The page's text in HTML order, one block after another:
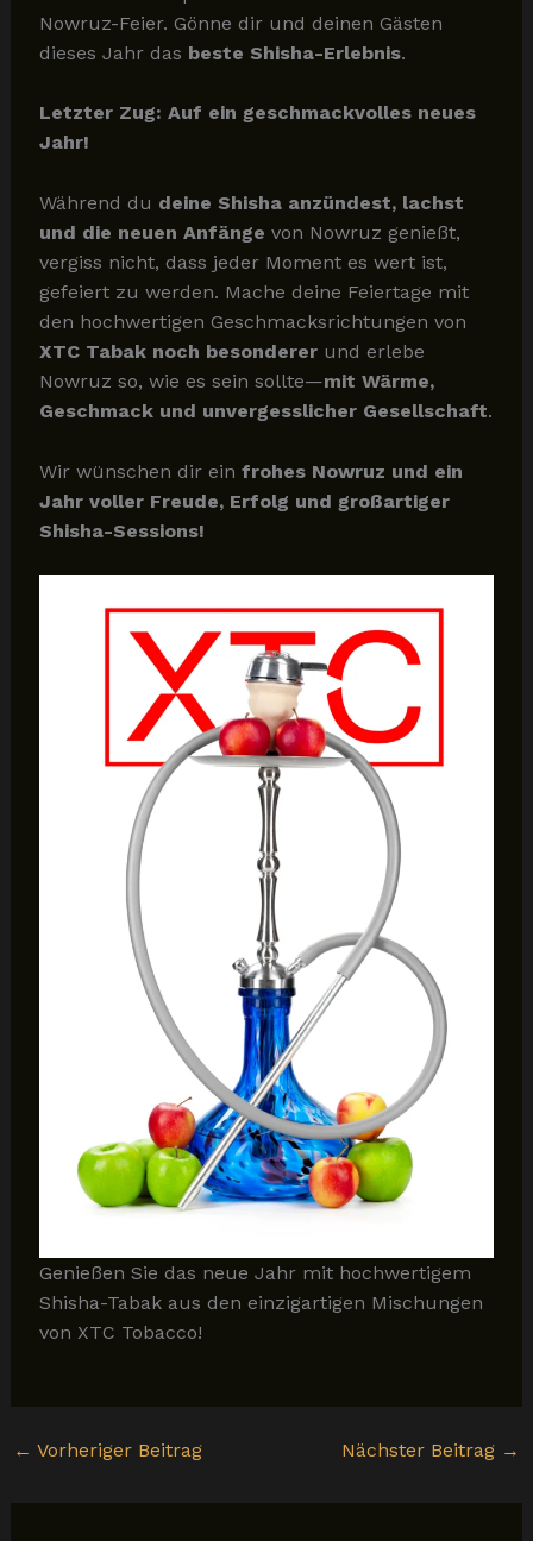
Nowruz-Feier. Gönne dir und deinen Gästen
dieses Jahr das beste Shisha-Erlebnis.
Letzter Zug: Auf ein geschmackvolles neues
Jahr!
Während du deine Shisha anzündest, lachst
und die neuen Anfänge von Nowruz genießt,
vergiss nicht, dass jeder Moment es wert ist,
gefeiert zu werden. Mache deine Feiertage mit
den hochwertigen Geschmacksrichtungen von
XTC Tabak noch besondererund erlebe
Nowruz so, wie es sein sollte—mit Wärme,
Geschmack und unvergesslicher Gesellschaft.
Wir wünschen dir ein frohes Nowruz und ein
Jahr voller Freude, Erfolg und großartiger
Shisha-Sessions!
Genießen Sie das neue Jahr mit hochwertigem
Shisha-Tabak aus den einzigartigen Mischungen
von XTC Tobacco!
← Vorheriger Beitrag Nächster Beitrag →